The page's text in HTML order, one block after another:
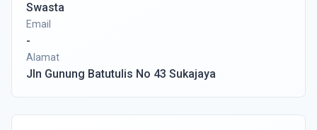
Swasta
Email
-
Alamat
Jln Gunung Batutulis No 43 Sukajaya